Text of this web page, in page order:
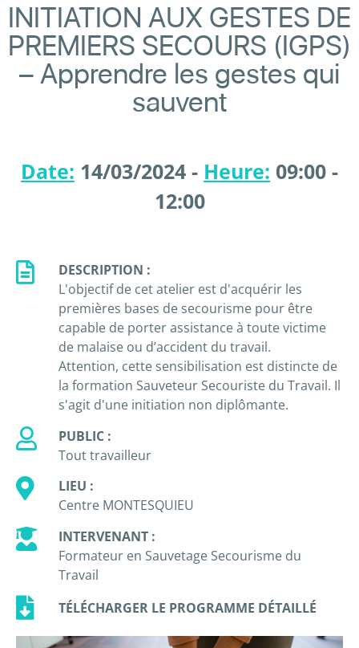
INITIATION AUX GESTES DE
PREMIERS SECOURS (IGPS)
– Apprendre les gestes qui
sauvent
Date: 14/03/2024 - Heure: 09:00 -
12:00
DESCRIPTION :
L'objectif de cet atelier est d'acquérir les
premières bases de secourisme pour être
capable de porter assistance à toute victime
de malaise ou d’accident du travail.
Attention, cette sensibilisation est distincte de
la formation Sauveteur Secouriste du Travail. Il
s'agit d'une initiation non diplômante.
PUBLIC :
Tout travailleur
LIEU :
Centre MONTESQUIEU
INTERVENANT :
Formateur en Sauvetage Secourisme du
Travail
TÉLÉCHARGER LE PROGRAMME DÉTAILLÉ